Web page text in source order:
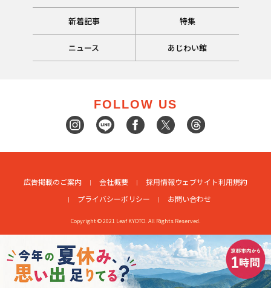
新着記事 特集
ニュース あじわい館
FOLLOW US
広告掲載のご案内 会社概要 採用情報ウェブサイト利用規約
プライバシーポリシー
お問い合わせ
Copyright © 2021 Leaf KYOTO. All Rights Reserved.